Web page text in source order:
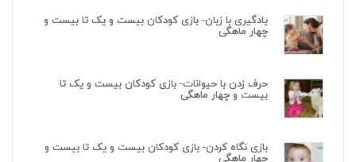
یادگیری با زبان- بازی کودکان بیست و یک تا بیست و
چهار ماهگی
حرف زدن با حیوانات- بازی کودکان بیست و یک تا
بیست و چهار ماهگی
بازی نگاه کردن- بازی کودکان بیست و یک تا بیست و